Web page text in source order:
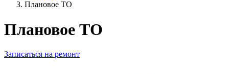
Плановое ТО
Плановое ТО
Записаться на ремонт